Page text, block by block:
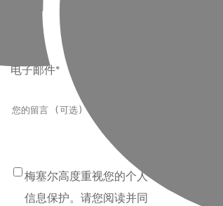
电子邮件*
梅塞尔高度重视您的个人
信息保护。请您阅读并同